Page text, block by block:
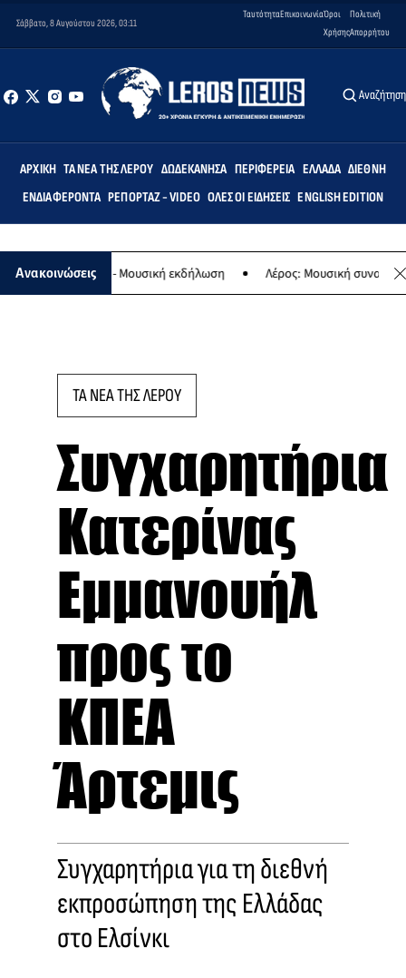
Σάββατο, 8 Αυγούστου 2026, 03:11
ΤαυτότηταΕπικοινωνίαΌροι
Χρήσης
Πολιτική
Απορρήτου
Αναζήτηση
ΑΡΧΙΚΉ ΤΑ ΝΈΑ ΤΗΣ ΛΈΡΟΥ ΔΩΔΕΚΆΝΗΣΑ ΠΕΡΙΦΈΡΕΙΑ ΕΛΛΆΔΑ ΔΙΕΘΝΉ
ΕΝΔΙΑΦΈΡΟΝΤΑ ΡΕΠΟΡΤΆΖ - VIDEO ΌΛΕΣ ΟΙ ΕΙΔΉΣΕΙΣ ENGLISH EDITION
Ανακοινώσεις
της Παναγίας - Μουσική εκδήλωση Λέρος: Μουσική συναυλία
ΤΑ ΝΕΑ ΤΗΣ ΛΕΡΟΥ
Συγχαρητήρια
Κατερίνας
Εμμανουήλ
προς το
ΚΠΕΑ
Άρτεμις
Συγχαρητήρια για τη διεθνή
εκπροσώπηση της Ελλάδας
στο Ελσίνκι